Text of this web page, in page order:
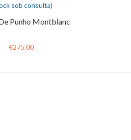
sob consulta)
Punho Montblanc
€275.00